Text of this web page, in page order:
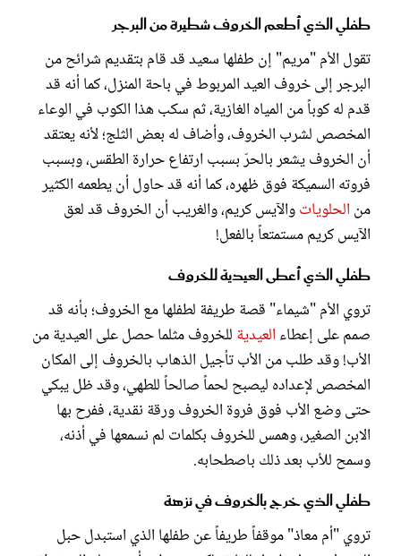
طفلي الذي أطعم الخروف شطيرة من البرجر
تقول الأم "مريم" إن طفلها سعيد قد قام بتقديم شرائح من
البرجر إلى خروف العيد المربوط في باحة المنزل، كما أنه قد
قدم له كوباً من المياه الغازية، ثم سكب هذا الكوب في الوعاء
المخصص لشرب الخروف، وأضاف له بعض الثلج؛ لأنه يعتقد
أن الخروف يشعر بالحرّ بسبب ارتفاع حرارة الطقس، وبسبب
فروته السميكة فوق ظهره، كما أنه قد حاول أن يطعمه الكثير
من الحلوياتوالآيس كريم، والغريب أن الخروف قد لعق
الآيس كريم مستمتعاً بالفعل!
طفلي الذي أعطى العيدية للخروف
تروي الأم "شيماء" قصة طريفة لطفلها مع الخروف؛ بأنه قد
صمم على إعطاء العيدية للخروف مثلما حصل على العيدية من
الأب! وقد طلب من الأب تأجيل الذهاب بالخروف إلى المكان
المخصص لإعداده ليصبح لحماً صالحاً للطهي، وقد ظل يبكي
حتى وضع الأب فوق فروة الخروف ورقة نقدية، ففرح بها
الابن الصغير، وهمس للخروف بكلمات لم نسمعها في أذنه،
وسمح للأب بعد ذلك باصطحابه.
طفلي الذي خرج بالخروف في نزهة
تروي "أم معاذ" موقفاً طريفاً عن طفلها الذي استبدل حبل